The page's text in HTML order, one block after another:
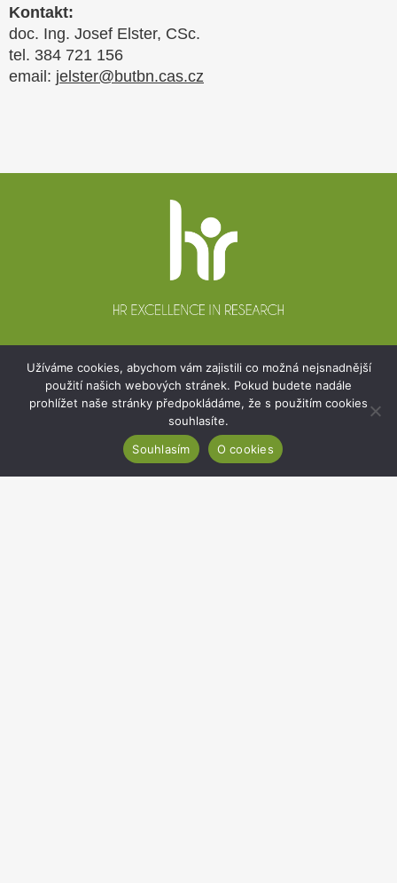
Kontakt:
doc. Ing. Josef Elster, CSc.
tel. 384 721 156
email: jelster@butbn.cas.cz
Zámek 1, 252 43 Průhonice
Sekretariát:+420 271 015 233
IČO:67985939
Užíváme cookies, abychom vám zajistili co možná nejsnadnější
použití našich webových stránek. Pokud budete nadále
prohlížet naše stránky předpokládáme, že s použitím cookies
souhlasíte.
Souhlasím
O cookies